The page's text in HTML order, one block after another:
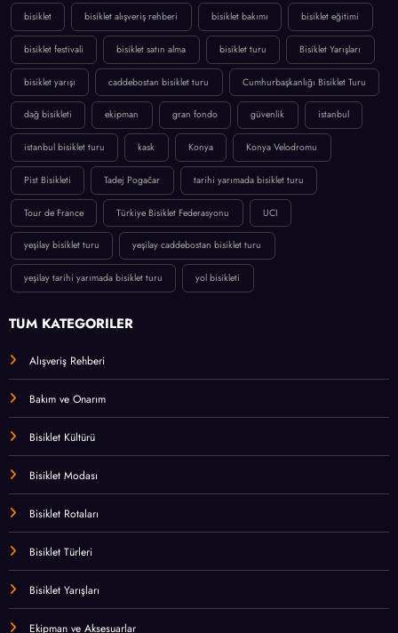
bisiklet bisiklet alışveriş rehberi bisiklet bakımı bisiklet eğitimi
bisiklet festivali bisiklet satın alma bisiklet turu Bisiklet Yarışları
bisiklet yarışı caddebostan bisiklet turu Cumhurbaşkanlığı Bisiklet Turu
dağ bisikleti ekipman gran fondo güvenlik istanbul
istanbul bisiklet turu kask Konya Konya Velodromu
Pist Bisikleti Tadej Pogačar tarihi yarımada bisiklet turu
Tour de France Türkiye Bisiklet Federasyonu UCI
yeşilay bisiklet turu yeşilay caddebostan bisiklet turu
yeşilay tarihi yarımada bisiklet turu yol bisikleti
TÜM KATEGORİLER
Alışveriş Rehberi
Bakım ve Onarım
Bisiklet Kültürü
Bisiklet Modası
Bisiklet Rotaları
Bisiklet Türleri
Bisiklet Yarışları
Ekipman ve Aksesuarlar